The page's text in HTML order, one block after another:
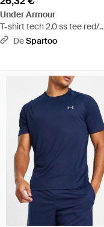
Under Armour
T-shirt tech 2.0 ss tee red/
graphite xxl - Rouge
DeSpartoo